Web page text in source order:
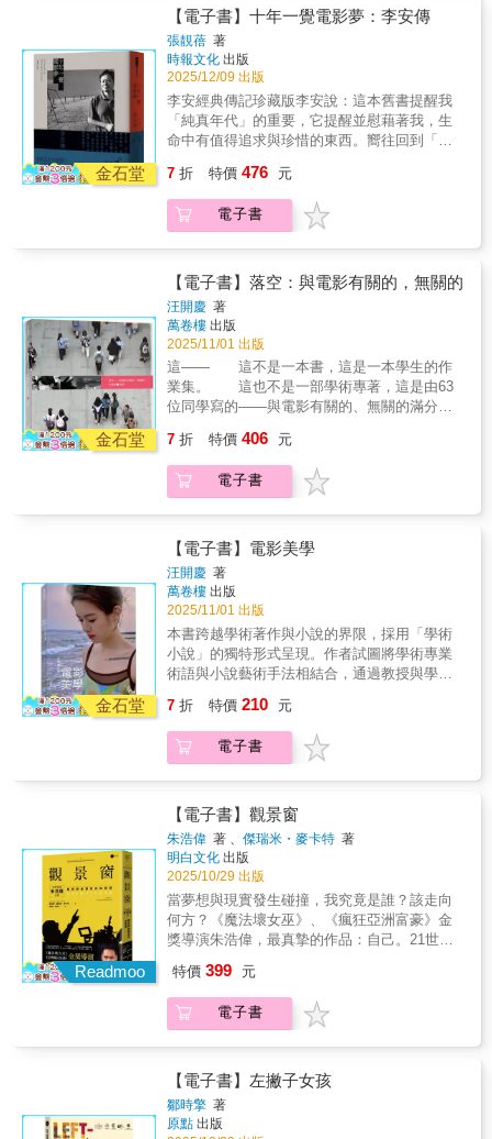
編劇格式的練習，讓我花了最有幫助的15分鐘
敲鍵盤（這本書真是值回票價）。」──喬‧西屈
塔（Joe Sichta），曾在華納兄弟、夢工廠動畫
等知名好萊塢工作室擔任編劇、製作人及導
演，並任迪士尼互動娛樂高階媒體開發總監，
多次獲艾美獎及安妮獎提名或獎項。「我將本
書推薦給我的所有學生。本書以坦誠而率直的
式。你可以完全信任這本書，讓它引領你直奔
你故事的心臟。維琪會牽著你的手，帶你領
悟：結構絕不是死板僵化的公式，它能將你用
（Diamond Dogs）作者，洛杉磯編劇研究室創
立人
龍貓大王「哥吉拉是全世界影壇最知名的日本
電影明星，而這本有大量哥吉拉系列電影的珍
貴劇照、工作照，以及發展史的美麗大書，由
兩位專業的類型片學者撰寫，除了擁有珍藏價
值，讀完更能理解哥吉拉電影的歷史脈絡，也
讓我們明白：歷經七十年的進化，從昭和哥吉
拉到令和『–1.0』，哥吉拉的身影，正是世界
特攝電影的成長史。」──重點就在括號裡「哥
吉拉承載了日本社會面對戰爭與原爆遺緒的集
鍵路徑，而它每一次在影像上的輪迴轉世與再
生，無論是在日本抑或好萊塢，都提供給我們
新的時代解答。」──陳國
吉拉之前，日本連科幻片也很少見，更別說怪
獸片 1954年，美國在比基尼環礁引爆了一千五
百萬噸級的氫彈，導致一艘日本小漁船第五福
龍丸被污染，一名船員死亡，日本民眾發動反
核運動，超過三千萬人簽署要求禁止核試爆；
東寶史上第一部彩色電影在開拍前因故擱置，
製作人田中友幸必須馬上想出具有同等商業潛
一頭海底巨獸的甦醒；特效專家圓谷英二受
《金剛》啟發，一早夢想製作怪獸電影，當年
他剛回歸東寶，準備成立新的特效部門，欣然
結，哥吉拉對他來說不是寓言，而就是戰爭浩
劫本身……哥吉拉是輻射海域中復活，對日本
城市展開大規模破壞的角色。它也被視為對於
廣島與長崎原子彈爆炸，以及船隻第五福龍丸
核污染等事件的影射。因此這本書也不禁令我
們反思，努力打倒怪獸，在文明社會中又象徵
什麼？我們要打倒的究竟是眼前巨大的敵人，
還是過去的錯誤與陰影？當然，我們也看到了
製作團隊歷經數十年成就哥吉拉傳奇的藝術精
期講解：◎昭和時期電影 (1954-1975)◎平成時
期電影 (1984-1995)◎千禧年系列 (1999-
2004)◎哥吉拉動畫作品◎2016年《新‧哥吉
拉-1.0》(榮獲奧斯卡金像獎最佳視覺效果，也
是首部獲奧斯卡的哥吉拉電影)透過豐富的影像
切入，本書將哥吉拉的藝術之旅詮釋得繪聲繪
影，也展現了一個純粹的好創意如何結合商
業，在大眾市場中展現巨大持久的影響
力。 「G計劃」絕密啟動！回到哥吉拉誕生的
1954年── 從一開始，戰爭的遺緒就成了哥吉
而喻。它的憤怒沒人要求解釋也沒人談。「我
初次想出哥吉拉的時候正面臨期限，全是在最
後一刻瞎掰出來的。」東寶公司製作人田中友
大怪獸被氫彈試爆震醒呢？如果那怪獸入侵日
本呢？」1951年，東寶創辦人兼社長小林一三
發起了三年計畫要把公司重建為日本頂尖片廠
完這部片之後，我覺得這就像安撫祟神的儀
式。我相信這是哥吉拉電影能夠拍這麼多年的
原因之一——為了儀式。」富山省吾（東寶執
行製作人）：「我希望以哥吉拉為借鏡，我們
能夠保護這個世界免於毀滅。……透過哥吉拉
跟全世界的人們連接——我深深相信本書會是
這個目標的最佳指引。」！震懾推薦 ！重點就
作團隊）陳國偉（中興大學台灣文學與跨國文
化所副教授）龍貓大王（影評）「這本書會是
你的哥吉拉聖壇上最棒的供品，因為它從第一
藝演變、與製作電影巨大熱情的書。」──龍貓
大王「哥吉拉是全世界影壇最知名的日本電影
明星，而這本有大量哥吉拉系列電影的珍貴劇
照、工作照，以及發展史的美麗大書，由兩位
專業的類型片學者撰寫，除了擁有珍藏價值，
讀完更能理解哥吉拉電影的歷史脈絡，也讓我
們明白：歷經七十年的進化，從昭和哥吉拉到
令和『–1.0』，哥吉拉的身影，正是世界特攝
電影的成長史。」──重點就在括號裡「哥吉拉
神隱喻，更是進入戰後日本黑暗之心的關鍵路
徑，而它每一次在影像上的輪迴轉世與再生，
無論是在日本抑或好萊塢，都提供給我們新的
時代解答。」──陳國
偉 ▁▂▃▄▅▆▇██▇▆▅▄▃▂▁在哥吉拉
之前，日本連科幻片也很少見，更別說怪獸片
1954年，美國在比基尼環礁引爆了一千五百萬
噸級的氫彈，導致一艘日本小漁船第五福龍丸
被污染，一名船員死亡，日本民眾發動反核運
動，超過三千萬人簽署要求禁止核試爆；東寶
史上第一部彩色電影在開拍前因故擱置，製作
人田中友幸必須馬上想出具有同等商業潛力的
替代方案，情急之下因為核試爆事件想到一頭
海底巨獸的甦醒；特效專家圓谷英二受《金
剛》啟發，一早夢想製作怪獸電影，當年他剛
倖存者的他，領會到哥吉拉與核武的連結，哥
吉拉對他來說不是寓言，而就是戰爭浩劫本
身……哥吉拉是輻射海域中復活，對日本城市
展開大規模破壞的角色。它也被視為對於廣島
與長崎原子彈爆炸，以及船隻第五福龍丸核污
染等事件的影射。因此這本書也不禁令我們反
思，努力打倒怪獸，在文明社會中又象徵什
麼？我們要打倒的究竟是眼前巨大的敵人，還
是過去的錯誤與陰影？當然，我們也看到了製
與血淚。本書將哥吉拉系列電影分為以下時期
講解：◎昭和時期電影 (1954-1975)◎平成時期
電影 (1984-1995)◎千禧年系列 (1999-2004)◎
哥吉拉動畫作品◎2016年《新‧哥吉拉》(當年度
日本年度最佳電影)◎2023年《哥吉拉-1.0》(榮
獲奧斯卡金像獎最佳視覺效果，也是首部獲奧
斯卡的哥吉拉電影)透過豐富的影像切入，本書
工作人的深層學→電影裡每一個情節該如何編
排？→場次的順序是否要調動？→事件該如何
進行與推動？→每一個場次在特定的時間段
裡，推進的速度是要快？還是要慢？→此時應
當拋出懸疑？還是要平鋪直敘？→要迎合觀眾
的期待？還是故意讓他們落空呢？→剪輯師的
工作不只是在拼接各種畫面而已，而是要以
「一部片」為單位來衡量。→表面上看來，
「電影的戲劇結構」是在講編劇所需要的學問
是不得不學、無法逃避的深層學問。 →第一幕
最重要的是「角色」，第二幕上半最重要的是
「事件」，第二幕下半最重要的是「情感」，
影製作心法→我覺得「過度輕視娛樂」是一個
很嚴重的問題呢！→剪輯娛樂電影時，首先一
定要清楚地辨認定義該電影的「類型」。→沒
有時間可以細說每一個人物的起源，但我們可
以利用觀眾的「刻板印象」。→恐怖電影一開
始會傾向使用「長鏡頭」，讓鐵齒觀眾親眼去
碰上那些恐怖見鬼的事件。→喜劇的敘事原理
喜劇、恐怖喜劇、浪漫喜劇、諜報喜劇、懸疑
喜劇，甚至是推理喜劇。▋看剪故事的人，如
何剪出故事新格局解剖故事創作的新角度，看
也以自身參與影像的製作經驗，告訴你，用剪
輯思維，就可以免除不必要的撰寫與拍攝。書
中同時你分享職人養成過程，給新手後輩提供
一些建議與觀點。★電影工作人 實戰推薦★高
鳴晟很愛講對影片的各種見解，那種隨時都想
從厲害的電影裡發現套路、發現公式、找出絕
招的心意。畢竟在創作的路上，擁有那種「幹
原來是這樣啊竟然被我發現了！」的孩子氣，
是十分珍貴的……渴望破關的眼神總是令旁觀
--------------九把刀•導演身為一個商業電影導演，
我百分之百推薦這本書，無論你是否要當剪輯
師，他都打開了一扇門，讓你更加明白剪輯與
觀眾之間的關係。--------------------------柯孟融•導
演認識阿晟快要20年，看著他鑽研剪輯技巧，
並將其歸納整理，讓他有堅實的後盾面對不同
工作。本書像小時候人手一本的攻略本，給予
在同一條路上努力的玩家面對各種關卡的訣
竅。-------------------------陳克勤•攝影是文青夠了
沒？這本書不只詳載了商業電影剪輯的武林絕
活，更蘊含了洞悉觀眾心理與市場的內功心
法。年輕人，我看你骨骼精奇……這本祕笈，
還不買起來。-------------------------黃亮勛•霹靂布
袋戲總經理阿晟是我認識最勤學也最有想法的
剪輯師，從《粽邪》開始就領教過他的本事，
•導演這世界上沒有一個電影理論可以百分百適
合你啦！就連這本裡的也是。但這是實戰啊！
你至少要攻破這本書的作者提問，才算有實戰
女兒羅莎莉‧華達授權提供的華達珍貴照片、攝
影作品、電影劇照海報，忠實呈現華達豐富多
采的創作人生。「何謂電影？無非是抵達某處
的光，被或黯淡或絢麗的影像所捕捉。當我身
處其中，我覺得自己棲息於電影裡，那裡就是
我的家，彷彿我一直住在那裡。」──安妮‧華達
安妮‧華達（1928-2019）集電影導演、攝影
表達方式，以高度的美學要求呈現社會的樣
貌。面對她的時代，她不僅作出見證，更付諸
行動改變，讓弱勢者、邊緣人和反抗者得以擁
斯》、《向古巴人致意》等、紀錄片《艾格妮
撿風景》、《沙灘上的安妮》、《最酷的旅
伴》、《安妮華達最後一堂課》等，以及劇情
片《短角情事》、《五點到七點的克萊歐》、
《一個唱，一個不唱》、《無法無家》、《南
特傑克》等數十部作品，一生創作不輟，獲獎
無數，以其獨特風格革新電影世界，不僅引領
了法國新浪潮，也深刻影響美國獨立電影。本
書作者羅荷‧阿德勒是華達長年友人，憑藉近身
感的傳記式散文，完整爬梳華達迷人非凡的一
生和出色靈動的作品，精采呈現她身為女性創
作者、母親和妻子的多重面向，以及充滿愛與
神。本書追溯華達的豐厚遺產，體現她作為傑
出電影人、富有創造力的攝影師及藝術家所取
得的持久成就。書中收錄150餘幅華達女兒羅莎
莉‧華達慷慨提供的珍貴照片，全部出自華達的
私人檔案。
好些傑出的導演，諸如侯孝賢、楊德昌、蔡明
亮等人。他們以台灣這片土地為題材，拍出深
觸人心的電影，也贏得國際影展的肯定。美中
不足但至關重要的是，當時國片的票房每下愈
況，得獎電影更是上片難過三日，不靠政府的
補助金幾乎無以為繼。唯一的例外，就是李
安。從《推手》《喜宴》《飲食男女》嶄露頭
角，引起國際影壇的注目；執導《理性與感
性》《冰風暴》《與魔鬼共騎》，打入美國主
龍》，李安從一個懷抱電影夢的南台灣小孩，
一躍而成口碑與票房兼具、國際影星爭相合作
的國際級導演。看在台灣人的眼裡，李安就是
台灣電影的希望與榮耀，深感與有榮焉。一貫
帶著靦腆笑容的李安，電影拍得令國際電影人
心服，但向來說的不多。他說，要瞭解他，去
看他的電影就好了。誠如其助理所言，李安所
接受過的訪問，最多不超過兩小時，但在本書
寫作期間，他卻破天荒接受了三次的訪談，其
中一回，作者張靚蓓更是三天緊隨著李安作息
活動；執筆者不停提問，李安不停地答。李安
所言之多，連他自己也感意外。《十年一覺電
影夢》從童年開始說起，但主要記錄了李安電
影生涯前十年--李安的電影夢如何從夢逐步實
現。李安拍的電影，讓我們看到他的藝術思
兩度獲得奧斯卡最佳導演獎的李安，於台灣時
間2025年2月9日獲頒美國導演工會（DGA）最
高榮譽--終身成就獎，成為該獎項創設88年來第
37位得主。這也是李安自2021年獲英國電影學
院終身成就獎之後，人生第2座終身成就獎。這
份榮譽不僅肯定了李安的藝術成就，也印證他
在全球電影圈的深遠影響力。這本書作為李安
目前唯一的傳記，不僅讓我們能一窺李安最純
粹的電影生涯前十年，更從他的人、他的事、
開啟了我們不同的眼界。
金石堂
【電子書】十年一覺電影夢：李安傳
張靚蓓 著
時報文化 出版
2025/12/09 出版
李安經典傳記珍藏版李安說：這本舊書提醒我
「純真年代」的重要，它提醒並慰藉著我，生
命中有值得追求與珍惜的東西。嚮往回到「樂
生涯前十年的第一個大高潮，感覺上，《臥虎
藏龍》真是一個階段的總結，一切並非故意，
而是自然發展的結果，如今看來，還真是「十
好些傑出的導演，諸如侯孝賢、楊德昌、蔡明
亮等人。他們以台灣這片土地為題材，拍出深
觸人心的電影，也贏得國際影展的肯定。美中
不足但至關重要的是，當時國片的票房每下愈
況，得獎電影更是上片難過三日，不靠政府的
補助金幾乎無以為繼。唯一的例外，就是李
安。從《推手》《喜宴》《飲食男女》嶄露頭
角，引起國際影壇的注目；執導《理性與感
性》《冰風暴》《與魔鬼共騎》，打入美國主
龍》，李安從一個懷抱電影夢的南台灣小孩，
一躍而成口碑與票房兼具、國際影星爭相合作
的國際級導演。看在台灣人的眼裡，李安就是
台灣電影的希望與榮耀，深感與有榮焉。一貫
帶著靦腆笑容的李安，電影拍得令國際電影人
心服，但向來說的不多。他說，要瞭解他，去
看他的電影就好了。誠如其助理所言，李安所
接受過的訪問，最多不超過兩小時，但在本書
寫作期間，他卻破天荒接受了三次的訪談，其
中一回，作者張靚蓓更是三天緊隨著李安作息
活動；執筆者不停提問，李安不停地答。李安
所言之多，連他自己也感意外。《十年一覺電
影夢》從童年開始說起，但主要記錄了李安電
影生涯前十年--李安的電影夢如何從夢逐步實
現。李安拍的電影，讓我們看到他的藝術思
兩度獲得奧斯卡最佳導演獎的李安，於台灣時
間2025年2月9日獲頒美國導演工會（DGA）最
高榮譽--終身成就獎，成為該獎項創設88年來第
37位得主。這也是李安自2021年獲英國電影學
院終身成就獎之後，人生第2座終身成就獎。這
份榮譽不僅肯定了李安的藝術成就，也印證他
在全球電影圈的深遠影響力。這本書作為李安
目前唯一的傳記，不僅讓我們能一窺李安最純
粹的電影生涯前十年，更從他的人、他的事、
開啟了我們不同的眼界。
7 折 特價 476 元
電子書
金石堂
【電子書】落空：與電影有關的，無關的
汪開慶 著
萬卷樓 出版
2025/11/01 出版
這—— 這不是一本書，這是一本學生的作
業集。 這也不是一部學術專著，這是由63
位同學寫的——與電影有關的、無關的滿分作
7 折 特價 406 元
電子書
金石堂
【電子書】電影美學
汪開慶 著
萬卷樓 出版
2025/11/01 出版
本書跨越學術著作與小說的界限，採用「學術
小說」的獨特形式呈現。作者試圖將學術專業
術語與小說藝術手法相結合，通過教授與學生
統的美學分析；同時，還將設計、書法、繪
畫、詩詞等其他藝術領域的美學融入其中，結
合中國傳統美學思想與西方美學元素，梳理美
7 折 特價 210 元
電子書
Readmoo
【電子書】觀景窗
朱浩偉 著 、傑瑞米・麥卡特 著
明白文化 出版
2025/10/29 出版
當夢想與現實發生碰撞，我究竟是誰？該走向
何方？《魔法壞女巫》、《瘋狂亞洲富豪》金
獎導演朱浩偉，最真摯的作品：自己。21世紀
馬遜冠軍暢銷書！亞馬遜年度最佳傳記！讀者
4.8顆星評價！《時代雜誌》2025百大影響人
物！南加大畢業典禮演講，破百萬人次觀看！
光！★朱浩偉，一位不斷刷新影史紀錄的知名
導演。《魔法壞女巫》、《亞洲瘋狂富豪》、
《舞力全開》、《出神入化2》，這些兼具創意
特價 399 元
電子書
【電子書】左撇子女孩
鄒時擎 著
原點 出版